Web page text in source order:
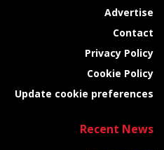
Advertise
Contact
Privacy Policy
Cookie Policy
Update cookie preferences
Recent News